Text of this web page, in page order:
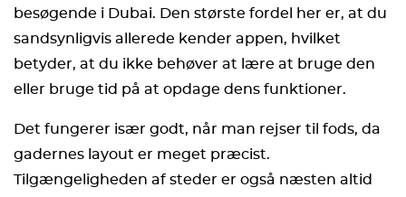
besøgende i Dubai. Den største fordel her er, at du
sandsynligvis allerede kender appen, hvilket
betyder, at du ikke behøver at lære at bruge den
eller bruge tid på at opdage dens funktioner.
Det fungerer især godt, når man rejser til fods, da
gadernes layout er meget præcist.
Tilgængeligheden af steder er også næsten altid